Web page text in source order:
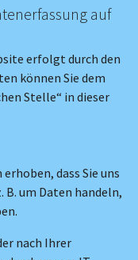
auf
erfolgt durch den
können Sie dem
Stelle“ in dieser
dass Sie uns
B. um Daten handeln,
nach Ihrer